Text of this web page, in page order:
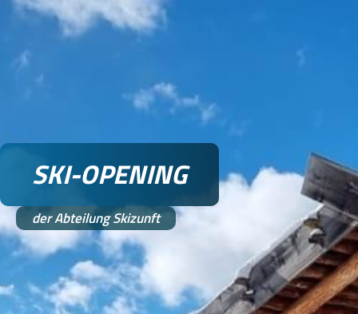
SKI-OPENING
der Abteilung Skizunft